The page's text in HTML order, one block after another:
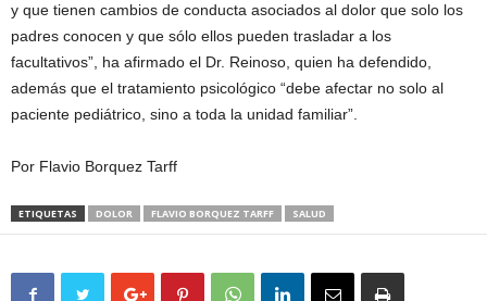
y que tienen cambios de conducta asociados al dolor que solo los
padres conocen y que sólo ellos pueden trasladar a los
facultativos”, ha afirmado el Dr. Reinoso, quien ha defendido,
además que el tratamiento psicológico “debe afectar no solo al
paciente pediátrico, sino a toda la unidad familiar”.
Por Flavio Borquez Tarff
ETIQUETAS DOLOR FLAVIO BORQUEZ TARFF SALUD